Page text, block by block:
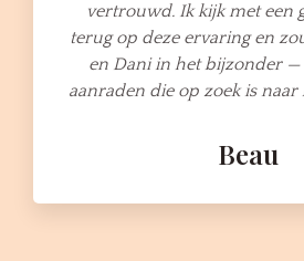
vertrouwd. Ik kijk met een
terug op deze ervaring en
en Dani in het bijzonder —
aanraden die op zoek is
Beau